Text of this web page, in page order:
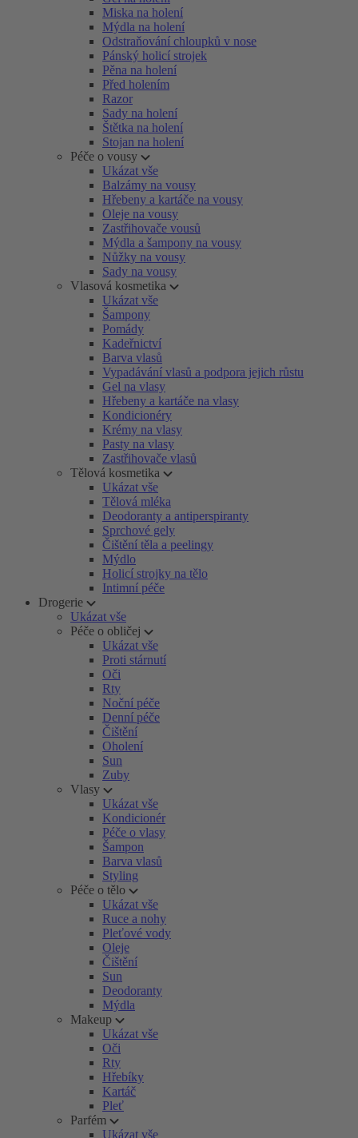
Miska na holení
Mýdla na holení
Odstraňování chloupků v nose
Pánský holicí strojek
Pěna na holení
Před holením
Razor
Sady na holení
Štětka na holení
Stojan na holení
Péče o vousy
Ukázat vše
Balzámy na vousy
Hřebeny a kartáče na vousy
Oleje na vousy
Zastřihovače vousů
Mýdla a šampony na vousy
Nůžky na vousy
Sady na vousy
Vlasová kosmetika
Ukázat vše
Šampony
Pomády
Kadeřnictví
Barva vlasů
Vypadávání vlasů a podpora jejich růstu
Gel na vlasy
Hřebeny a kartáče na vlasy
Kondicionéry
Krémy na vlasy
Pasty na vlasy
Zastřihovače vlasů
Tělová kosmetika
Ukázat vše
Tělová mléka
Deodoranty a antiperspiranty
Sprchové gely
Čištění těla a peelingy
Mýdlo
Holicí strojky na tělo
Intimní péče
Drogerie
Ukázat vše
Péče o obličej
Ukázat vše
Proti stárnutí
Oči
Rty
Noční péče
Denní péče
Čištění
Oholení
Sun
Zuby
Vlasy
Ukázat vše
Kondicionér
Péče o vlasy
Šampon
Barva vlasů
Styling
Péče o tělo
Ukázat vše
Ruce a nohy
Pleťové vody
Oleje
Čištění
Sun
Deodoranty
Mýdla
Makeup
Ukázat vše
Oči
Rty
Hřebíky
Kartáč
Pleť
Parfém
Ukázat vše